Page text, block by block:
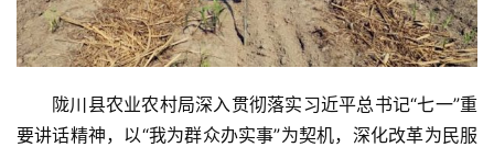
陇川县农业农村局深入贯彻落实习近平总书记“七一”重
要讲话精神，以“我为群众办实事”为契机，深化改革为民服